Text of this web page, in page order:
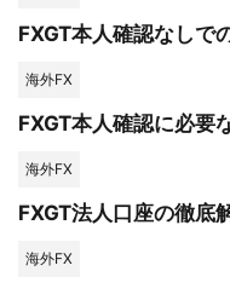
FXGT本人確認なしで
海外FX
FXGT本人確認に必要
海外FX
FXGT法人口座の徹底
海外FX